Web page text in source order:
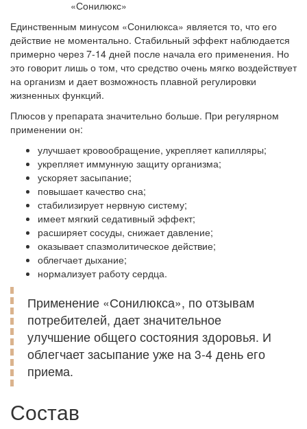
Единственным минусом «Сонилюкса» является то, что его
действие не моментально. Стабильный эффект наблюдается
примерно через 7-14 дней после начала его применения. Но
это говорит лишь о том, что средство очень мягко воздействует
на организм и дает возможность плавной регулировки
жизненных функций.
Плюсов у препарата значительно больше. При регулярном
применении он:
улучшает кровообращение, укрепляет капилляры;
укрепляет иммунную защиту организма;
ускоряет засыпание;
повышает качество сна;
стабилизирует нервную систему;
имеет мягкий седативный эффект;
расширяет сосуды, снижает давление;
оказывает спазмолитическое действие;
облегчает дыхание;
нормализует работу сердца.
Применение «Сонилюкса», по отзывам
потребителей, дает значительное
улучшение общего состояния здоровья. И
облегчает засыпание уже на 3-4 день его
приема.
Состав